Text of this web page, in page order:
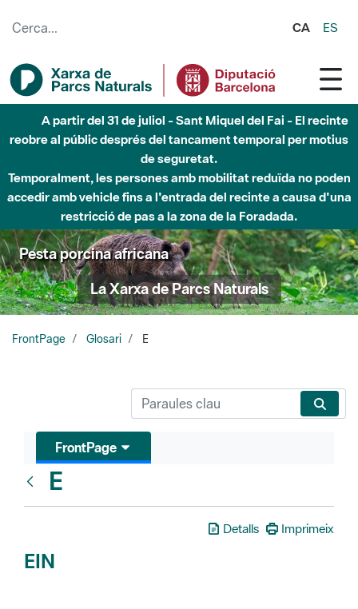
CA ES
A partir del 31 de juliol - Sant Miquel del Fai - El recinte
reobre al públic després del tancament temporal per motius
de seguretat.
Temporalment, les persones amb mobilitat reduïda no poden
accedir amb vehicle fins a l'entrada del recinte a causa d'una
restricció de pas a la zona de la Foradada.
Pesta porcina africana
La Xarxa de Parcs Naturals
FrontPage Glosari E
FrontPage
E
Detalls Imprimeix
EIN